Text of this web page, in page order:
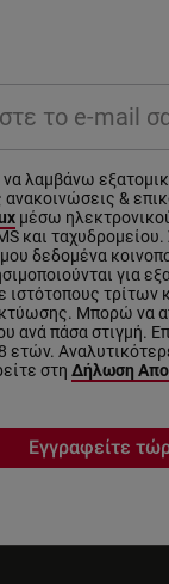
λαμβάνω
ανακοινώσεις &
μέσω
και
δεδομένα
για
ιστότοπους
Μπορώ να
ανά πάσα στιγμή.
ετών.
στη Δήλωση
Εγγραφείτε